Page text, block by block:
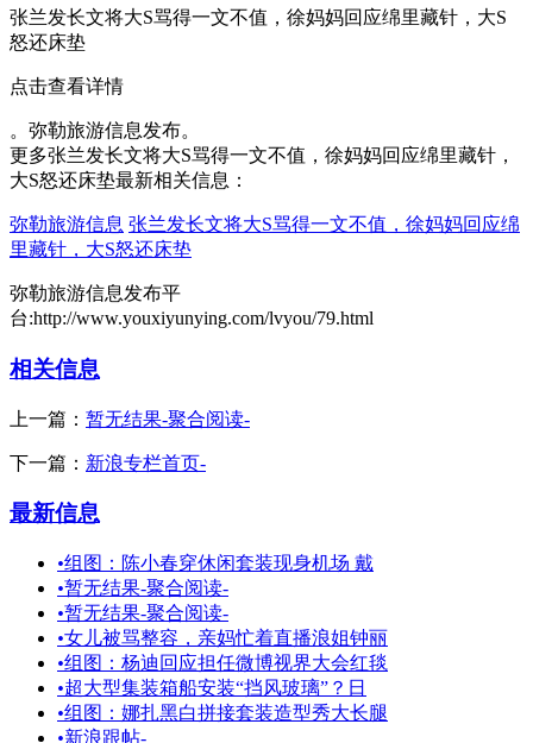
张兰发长文将大S骂得一文不值，徐妈妈回应绵里藏针，大S
怒还床垫
点击查看详情
。弥勒旅游信息发布。
更多张兰发长文将大S骂得一文不值，徐妈妈回应绵里藏针，
大S怒还床垫最新相关信息：
弥勒旅游信息 张兰发长文将大S骂得一文不值，徐妈妈回应绵
里藏针，大S怒还床垫
弥勒旅游信息发布平
台:http://www.youxiyunying.com/lvyou/79.html
相关信息
上一篇： 暂无结果-聚合阅读-
下一篇： 新浪专栏首页-
最新信息
•组图：陈小春穿休闲套装现身机场 戴
•暂无结果-聚合阅读-
•暂无结果-聚合阅读-
•女儿被骂整容，亲妈忙着直播浪姐钟丽
•组图：杨迪回应担任微博视界大会红毯
•超大型集装箱船安装“挡风玻璃”？日
•组图：娜扎黑白拼接套装造型秀大长腿
•新浪跟帖-